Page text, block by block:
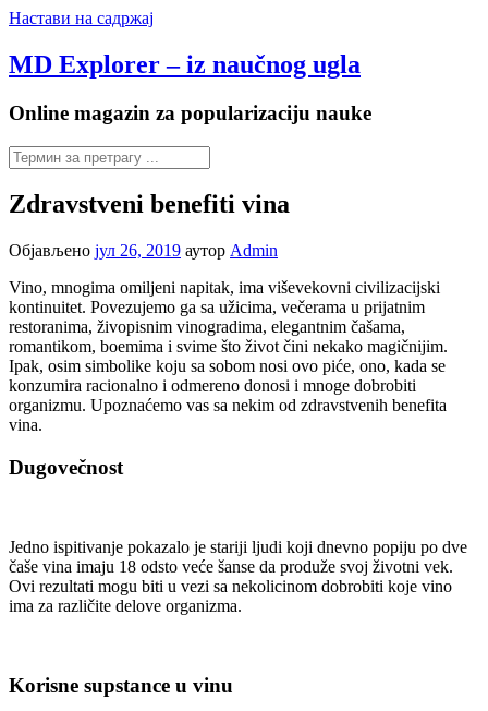
Настави на садржај
MD Explorer – iz naučnog ugla
Online magazin za popularizaciju nauke
Zdravstveni benefiti vina
Објављено јул 26, 2019 аутор Admin
Vino, mnogima omiljeni napitak, ima viševekovni civilizacijski
kontinuitet. Povezujemo ga sa užicima, večerama u prijatnim
restoranima, živopisnim vinogradima, elegantnim čašama,
romantikom, boemima i svime što život čini nekako magičnijim.
Ipak, osim simbolike koju sa sobom nosi ovo piće, ono, kada se
konzumira racionalno i odmereno donosi i mnoge dobrobiti
organizmu. Upoznaćemo vas sa nekim od zdravstvenih benefita
vina.
Dugovečnost
Jedno ispitivanje pokazalo je stariji ljudi koji dnevno popiju po dve
čaše vina imaju 18 odsto veće šanse da produže svoj životni vek.
Ovi rezultati mogu biti u vezi sa nekolicinom dobrobiti koje vino
ima za različite delove organizma.
Korisne supstance u vinu